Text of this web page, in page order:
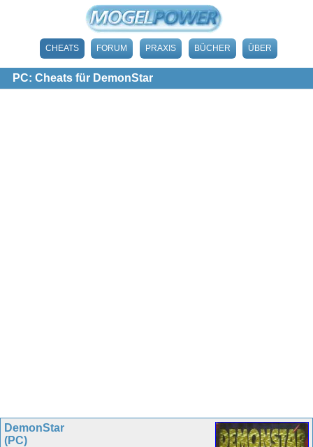
CHEATS FORUM PRAXIS BÜCHER ÜBER
PC: Cheats für DemonStar
DemonStar
(PC)